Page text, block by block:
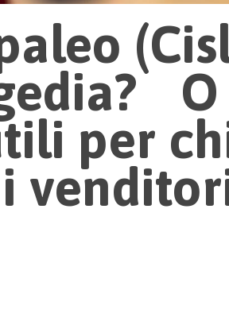
O
per